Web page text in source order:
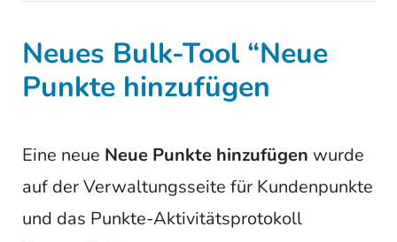
Neues Bulk-Tool “Neue
Punkte hinzufügen
Eine neue Neue Punkte hinzufügen wurde
auf der Verwaltungsseite für Kundenpunkte
und das Punkte-Aktivitätsprotokoll